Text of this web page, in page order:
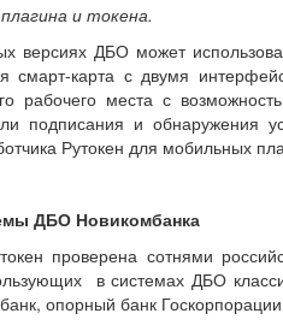
и токена.
версиях ДБО может
смарт-карта с двумя
рабочего места с
подписания и обнаружения
Рутокен для мобильных
ДБО Новикомбанка
проверена сотнями
в системах ДБО
опорный банк Госкорпорации